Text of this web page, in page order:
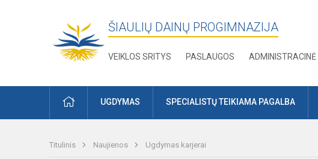
ŠIAULIŲ DAINŲ PROGIMNAZIJA
VEIKLOS SRITYS PASLAUGOS
PRADŽIAUGDYMAS SPECIALISTŲ TEIKIAMA PAGALBA
Titulinis Naujienos Ugdymas karjerai